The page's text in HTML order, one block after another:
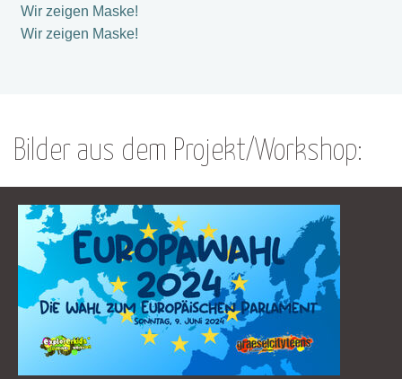
Wir zeigen Maske!
Wir zeigen Maske!
Bilder aus dem Projekt/Workshop: